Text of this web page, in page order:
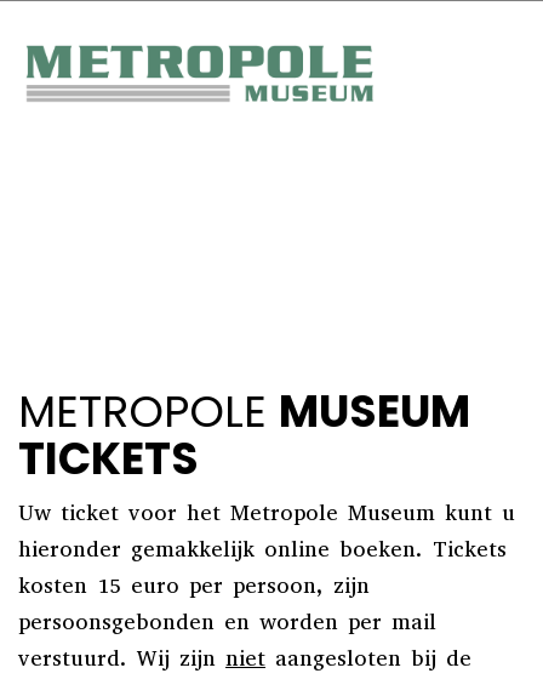
METROPOLE MUSEUM
TICKETS
Uw ticket voor het Metropole Museum kunt u
hieronder gemakkelijk online boeken. Tickets
kosten 15 euro per persoon, zijn
persoonsgebonden en worden per mail
verstuurd. Wij zijn niet aangesloten bij de